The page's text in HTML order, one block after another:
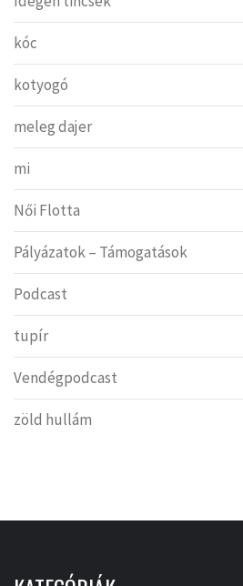
kóc
kotyogó
meleg dajer
mi
Női Flotta
Pályázatok – Támogatások
Podcast
tupír
Vendégpodcast
zöld hullám